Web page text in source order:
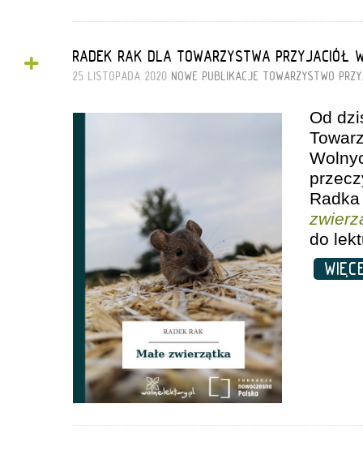
+ RADEK RAK DLA TOWARZYSTWA PRZYJACIÓŁ
25 LISTOPADA 2020 NOWE PUBLIKACJE TOWARZYSTWO
Od
do